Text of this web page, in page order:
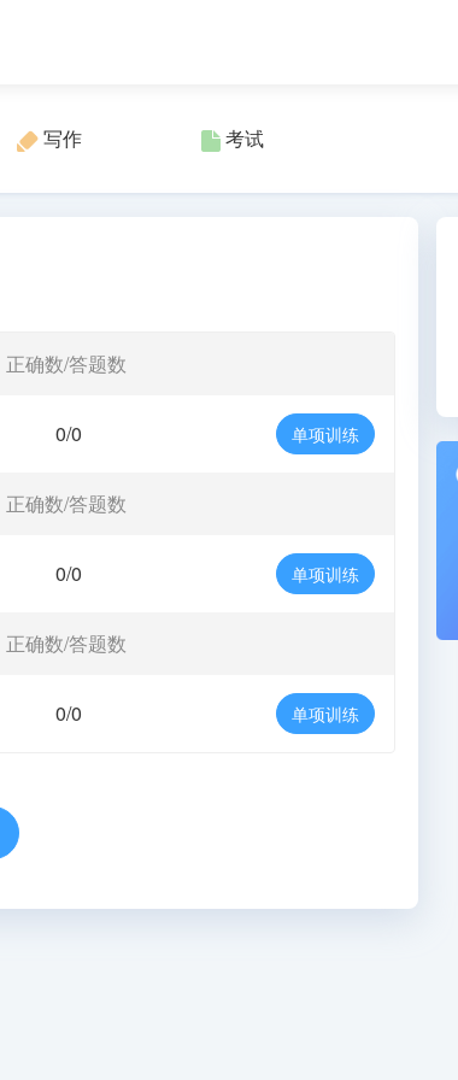
写作 考试
正确数/答题数
0/0 单项训练
正确数/答题数
0/0 单项训练
正确数/答题数
0/0 单项训练